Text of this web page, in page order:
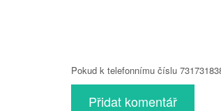
Pokud k telefonnímu číslu
Přidat komentář